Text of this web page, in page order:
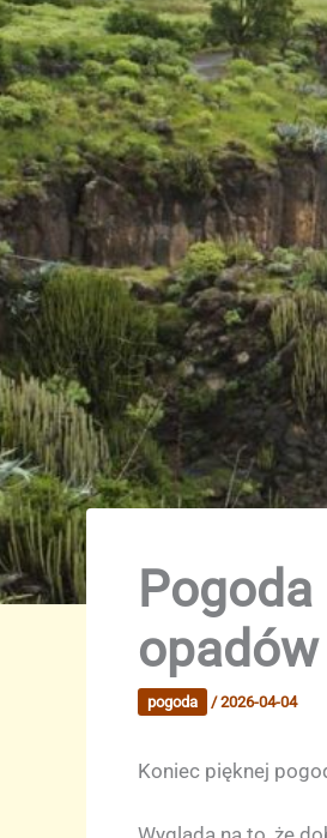
Pogoda
opadów
pogoda /2026-04-04
Koniec pięknej